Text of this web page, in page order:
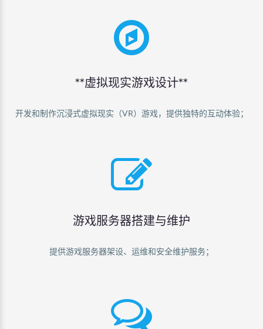
**虚拟现实游戏设计**
开发和制作沉浸式虚拟现实（VR）游戏，提供独特的互动体验；
游戏服务器搭建与维护
提供游戏服务器架设、运维和安全维护服务；